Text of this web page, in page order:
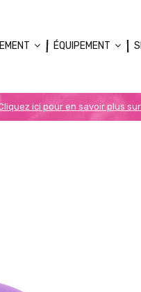
ÉQUIPEMENT
ici pour en savoir plus